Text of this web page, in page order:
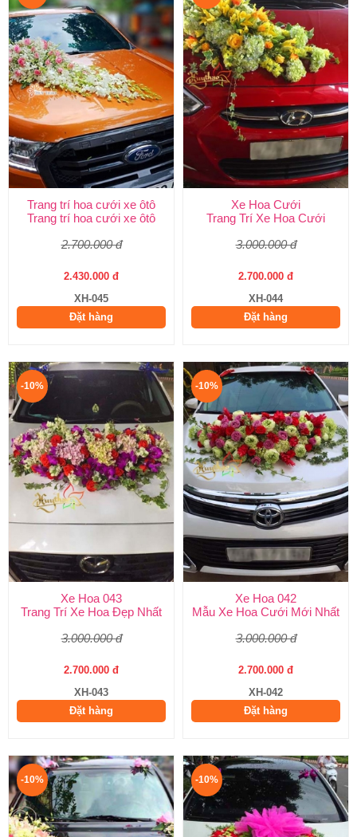
Trang trí hoa cưới xe ôtô
Trang trí hoa cưới xe ôtô
2.700.000 đ
2.430.000 đ
XH-045
Đặt hàng
Xe Hoa Cưới
Trang Trí Xe Hoa Cưới
3.000.000 đ
2.700.000 đ
XH-044
Đặt hàng
-10%
Xe Hoa 043
Trang Trí Xe Hoa Đẹp Nhất
3.000.000 đ
2.700.000 đ
XH-043
Đặt hàng
-10%
Xe Hoa 042
Mẫu Xe Hoa Cưới Mới Nhất
3.000.000 đ
2.700.000 đ
XH-042
Đặt hàng
-10% -10%